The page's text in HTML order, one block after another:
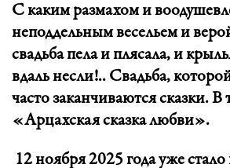
С каким размахом и
неподдельным весельем и
свадьба пела и плясала, и
вдаль несли!.. Свадьба,
часто заканчиваются сказки. В
«Арцахская сказка любви».
12 ноября 2025 года уже